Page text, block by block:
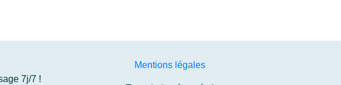
7j/7 !
Mentions légales